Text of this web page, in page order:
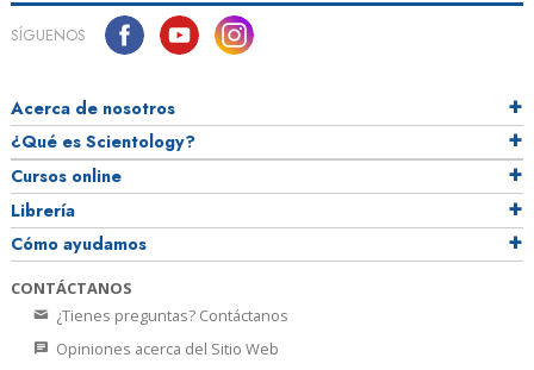
SÍGUENOS
Acerca de nosotros
¿Qué es Scientology?
Cursos online
Librería
Cómo ayudamos
CONTÁCTANOS
¿Tienes preguntas? Contáctanos
Opiniones acerca del Sitio Web